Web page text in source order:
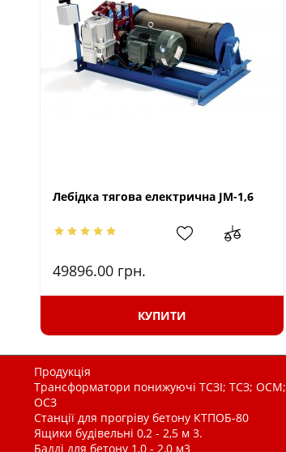
Лебідка тягова електрична JМ-1,6
49896.00 грн.
КУПИТИ
Продукція
Трансформатори понижуючі ТСЗІ; ТСЗ; ОСМ;
ОСЗ
Станції для прогріву бетону КТПОБ-80
Ящики будівельні 0,2 - 2,5 м 3.
Бадді для бетону 1,0 - 2,0 м3